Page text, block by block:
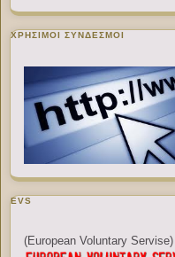
ΧΡΉΣΙΜΟΙ ΣΎΝΔΕΣΜΟΙ
EVS
(European Voluntary Servise)